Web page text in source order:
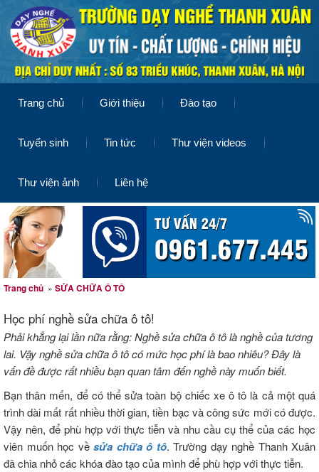
Trang chủ Giới thiệu Đào tạo
Tuyển sinh Tin tức Thư viện videos
Thư viện ảnh Liên hệ
Trang chủ » SỬA CHỮA Ô TÔ
Học phí nghề sửa chữa ô tô!
Phải khẳng lại lần nữa rằng: Nghề sửa chữa ô tô là nghề của tương
lai. Vậy nghề sửa chữa ô tô có mức học phí là bao nhiêu? Đây là
vấn đề được rất nhiều bạn quan tâm đến nghề này muốn biết.
Bạn thân mến, để có thể sửa toàn bộ chiếc xe ô tô là cả một quá
trình dài mất rất nhiều thời gian, tiền bạc và công sức mới có được.
Vậy nên, để phù hợp với thực tiễn và nhu cầu cụ thể của các học
viên muốn học về sửa chữa ô tô. Trường dạy nghề Thanh Xuân
đã chia nhỏ các khóa đào tạo của mình để phù hợp với thực tiễn.